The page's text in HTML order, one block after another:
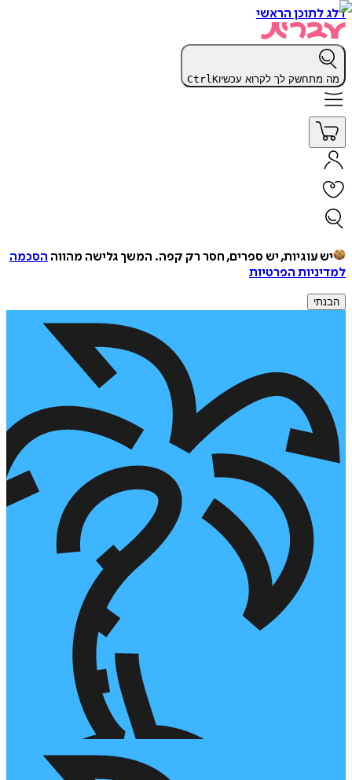
דלג לתוכן הראשי
מה מתחשק לך לקרוא עכשיו CtrlK
יש עוגיות, יש ספרים, חסר רק קפה. המשך גלישה מהווה הסכמה
למדיניות הפרטיות
הבנתי